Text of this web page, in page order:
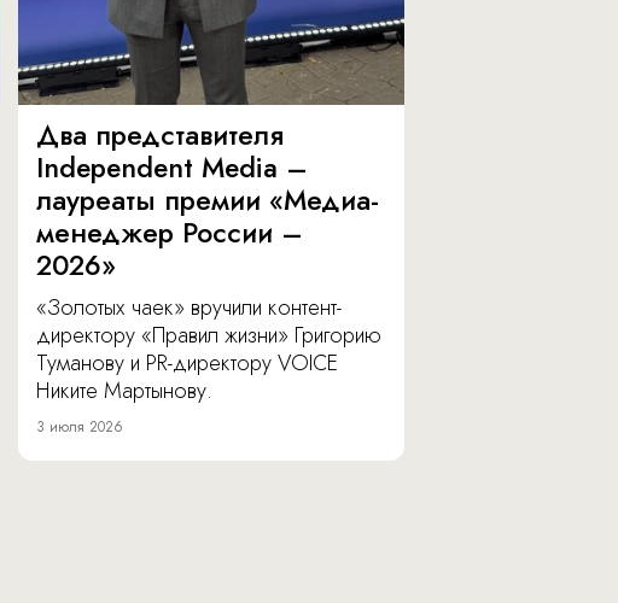
Два представителя
Independent Media –
лауреаты премии «Медиа-
менеджер России –
2026»
«Золотых чаек» вручили контент-
директору «Правил жизни» Григорию
Туманову и PR-директору VOICE
Никите Мартынову.
3 июля 2026